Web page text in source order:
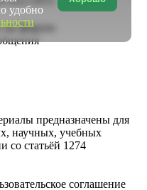
форум:
предназначены для
научных, учебных
со статьёй 1274
соглашение
удобно